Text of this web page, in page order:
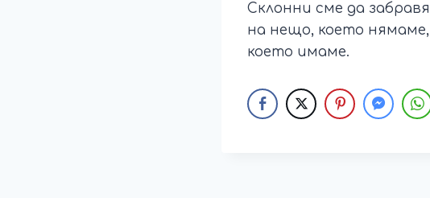
Склонни сме да
на нещо, което
което имаме.